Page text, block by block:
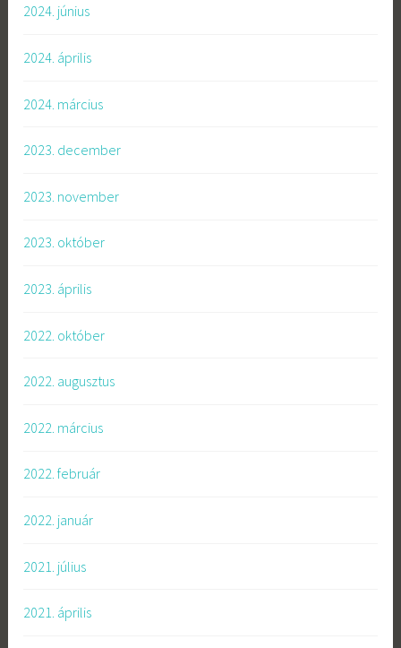
2024. június
2024. április
2024. március
2023. december
2023. november
2023. október
2023. április
2022. október
2022. augusztus
2022. március
2022. február
2022. január
2021. július
2021. április